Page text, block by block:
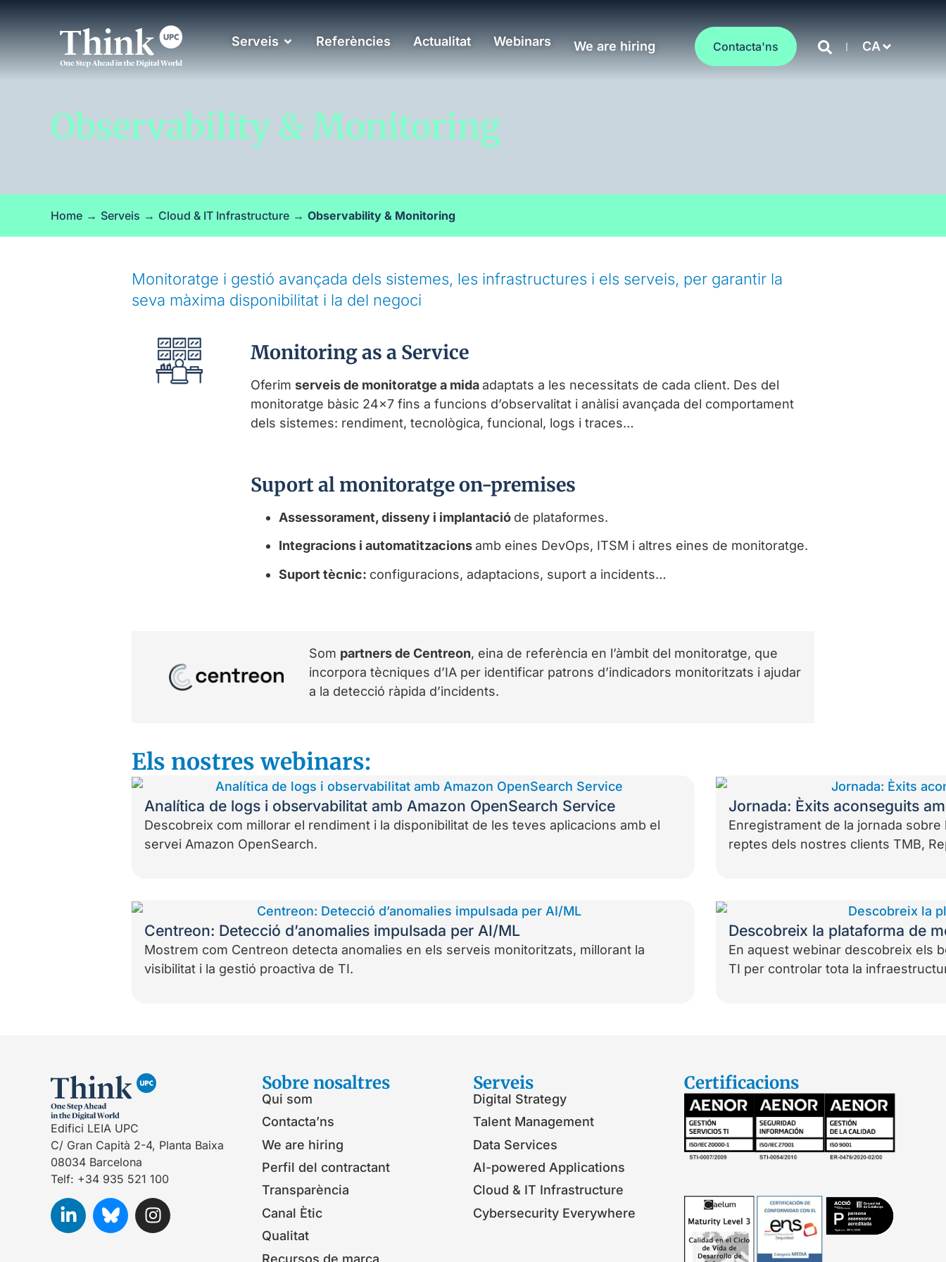
Serveis Referències Actualitat Webinars We are hiring Contacta'ns CA
Observability & Monitoring
Home → Serveis → Cloud & IT Infrastructure → Observability & Monitoring
Monitoratge i gestió avançada dels sistemes, les infrastructures i els serveis, per garantir la
seva màxima disponibilitat i la del negoci
Monitoring as a Service
Oferimserveis de monitoratge a midaadaptats a les necessitats de cada client. Des del
monitoratge bàsic 24×7 fins a funcions d’observalitat i anàlisi avançada del comportament
dels sistemes: rendiment, tecnològica, funcional, logs i traces…
Suport al monitoratge on-premises
Assessorament, disseny i implantació de plataformes.
Integracions i automatitzacionsamb eines DevOps, ITSM i altres eines de monitoratge.
Suport tècnic: configuracions, adaptacions, suport a incidents…
Som partners de Centreon, eina de referència en l’àmbit del monitoratge, que
incorpora tècniques d’IA per identificar patrons d’indicadors monitoritzats i ajudar
a la detecció ràpida d’incidents.
Els nostres webinars:
Analítica de logs i observabilitat amb Amazon OpenSearch Service
Descobreix com millorar el rendiment i la disponibilitat de les teves aplicacions amb el
servei Amazon OpenSearch.
Jornada: Èxits aconseguits
Enregistrament de la jornada
reptes dels nostres clients TMB,
Centreon: Detecció d’anomalies impulsada per AI/ML
Mostrem com Centreon detecta anomalies en els serveis monitoritzats, millorant la
visibilitat i la gestió proactiva de TI.
Descobreix la plataforma de
En aquest webinar descobreix els
TI per controlar tota la
Edifici LEIA UPC
C/ Gran Capità 2-4, Planta Baixa
08034 Barcelona
Telf: +34 935 521 100
Sobre nosaltres
Qui som
Contacta’ns
We are hiring
Perfil del contractant
Transparència
Canal Ètic
Qualitat
Recursos de marca
Serveis​
Digital Strategy
Talent Management
Data Services
AI-powered Applications
Cloud & IT Infrastructure
Cybersecurity Everywhere
Certificacions